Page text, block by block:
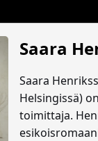
Saara
Saara
Helsingissä)
toimittaja.